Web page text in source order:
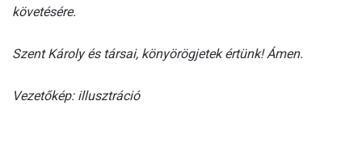
követésére.
Szent Károly és társai, könyörögjetek értünk! Ámen.
Vezetőkép: illusztráció